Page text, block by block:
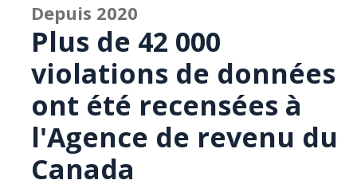
Depuis 2020
Plus de 42 000
violations de données
ont été recensées à
l'Agence de revenu du
Canada